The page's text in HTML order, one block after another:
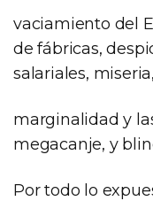
vaciamiento del
de fábricas,
salariales, miseria,
marginalidad y
megacanje, y
Por todo lo